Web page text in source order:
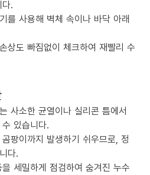
.
를 사용해 벽체 속이나 바닥 아래
상도 빠짐없이 체크하여 재빨리 수
사소한 균열이나 실리콘 틈에서
있습니다.
팡이까지 발생하기 쉬우므로, 정
다.
세밀하게 점검하여 숨겨진 누수